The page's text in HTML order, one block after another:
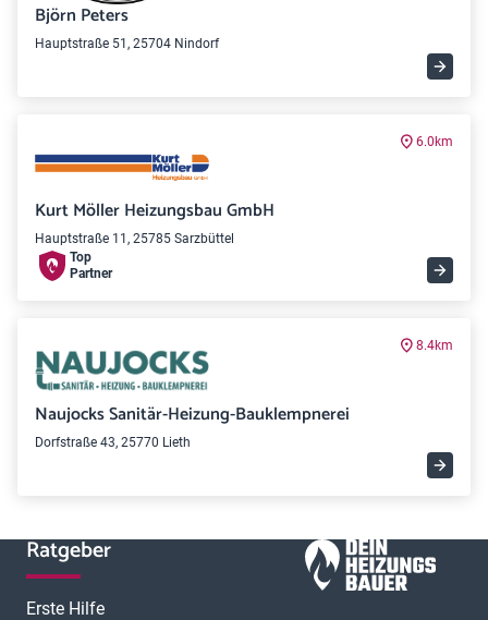
Björn Peters
Hauptstraße 51, 25704 Nindorf
6.0km
Kurt Möller Heizungsbau GmbH
Hauptstraße 11, 25785 Sarzbüttel
Top
Partner
8.4km
Naujocks Sanitär-Heizung-Bauklempnerei
Dorfstraße 43, 25770 Lieth
Ratgeber
Erste Hilfe